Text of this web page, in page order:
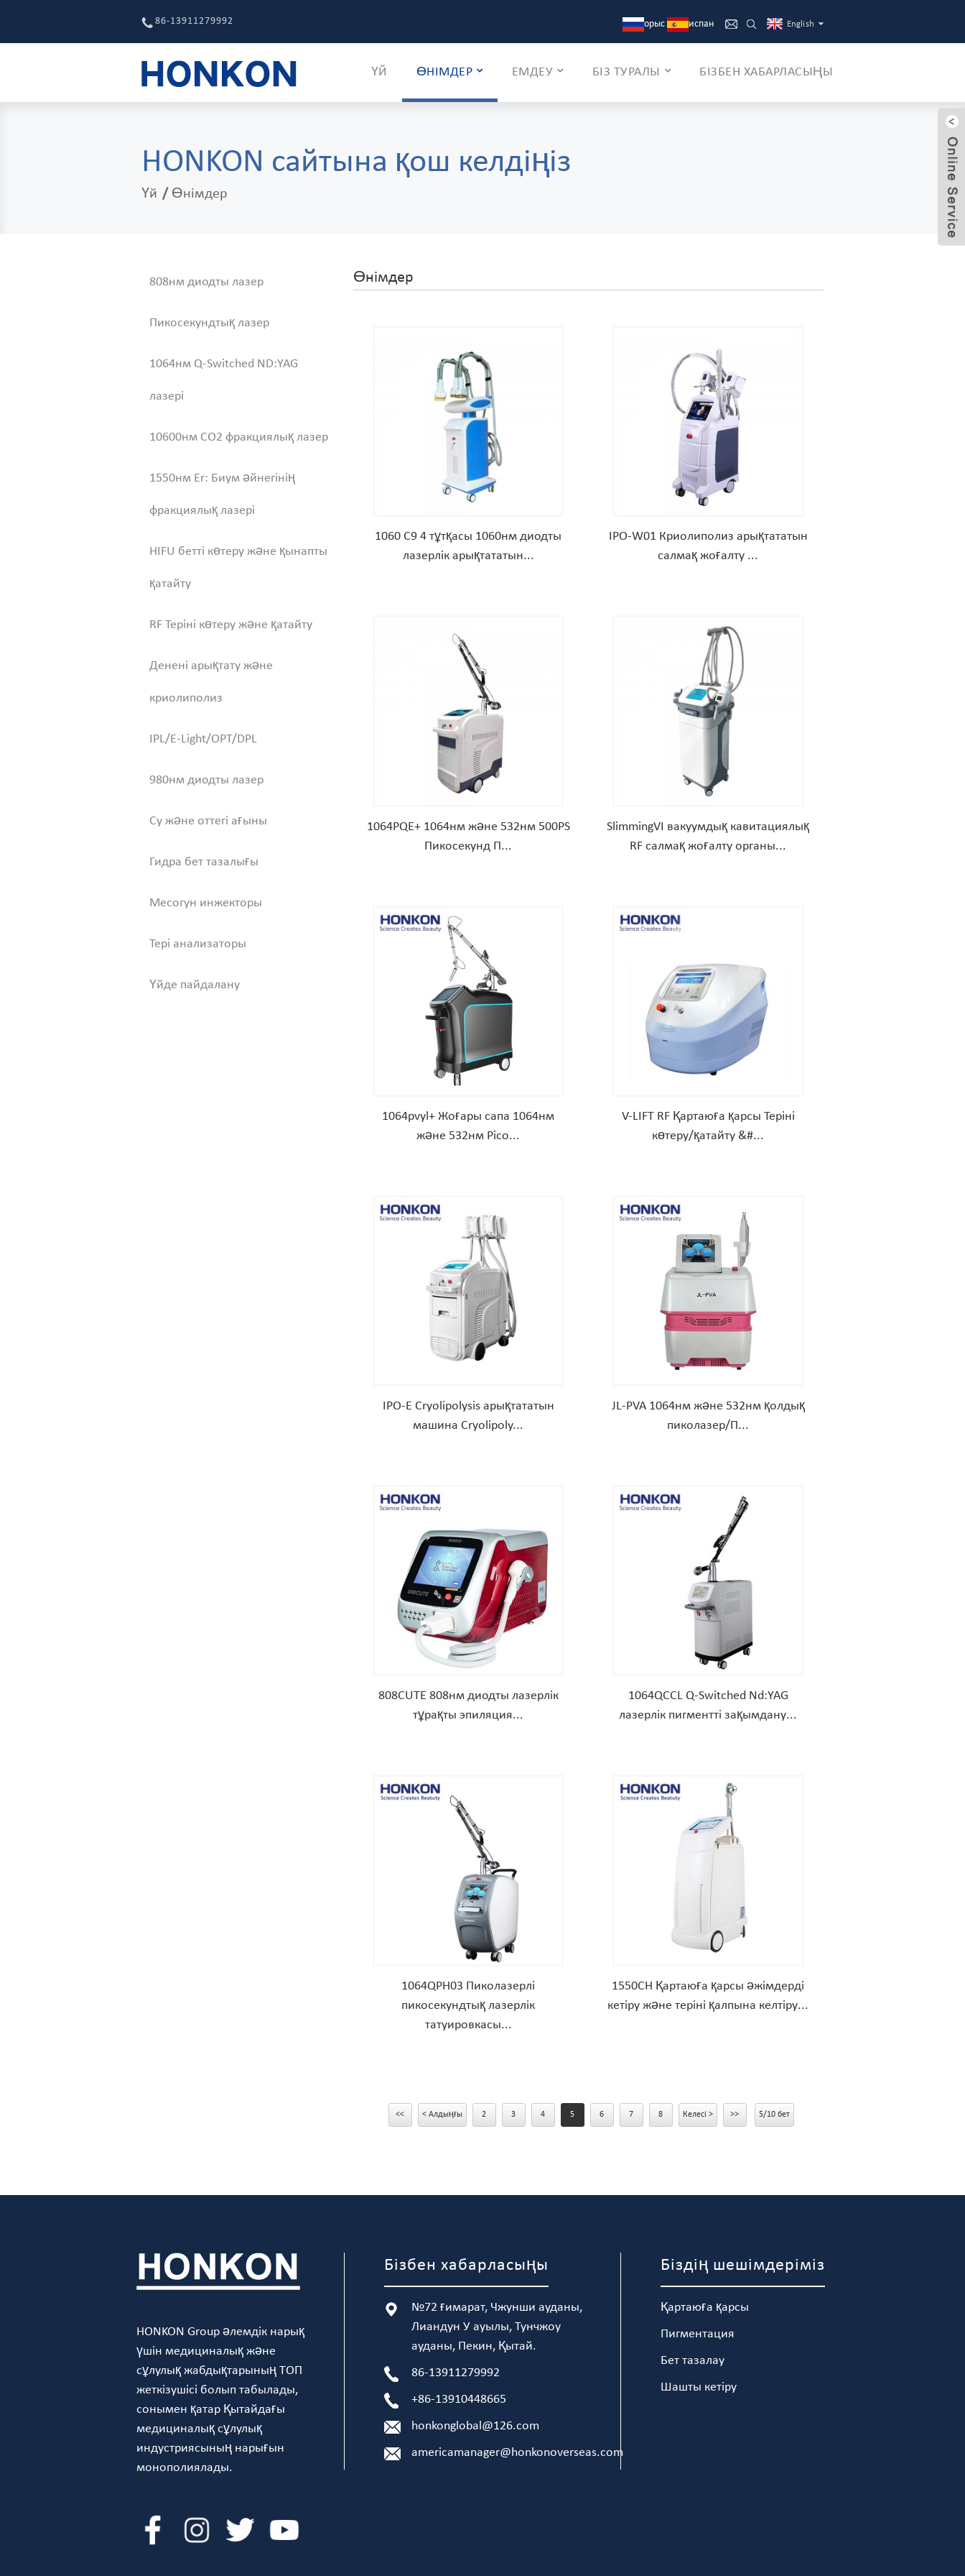
орыс испан
86-13911279992 English
ҮЙ ӨНІМДЕР ЕМДЕУ БІЗ ТУРАЛЫ БІЗБЕН ХАБАРЛАСЫҢЫ
HONKON сайтына қош келдіңіз
Үй Өнімдер
808нм диодты лазер
Пикосекундтық лазер
1064нм Q-Switched ND:YAG
лазері
10600нм CO2 фракциялық лазер
1550нм Er: Биум әйнегінің
фракциялық лазері
HIFU бетті көтеру және қынапты
қатайту
RF Теріні көтеру және қатайту
Денені арықтату және
криолиполиз
IPL/E-Light/OPT/DPL
980нм диодты лазер
Су және оттегі ағыны
Гидра бет тазалығы
Месогун инжекторы
Тері анализаторы
Үйде пайдалану
Өнімдер
1060 C9 4 тұтқасы 1060нм диодты
лазерлік арықтататын...
IPO-W01 Криолиполиз арықтататын
салмақ жоғалту ...
1064PQE+ 1064нм және 532нм 500PS
Пикосекунд П...
SlimmingVI вакуумдық кавитациялық
RF салмақ жоғалту органы...
1064pvyl+ Жоғары сапа 1064нм
және 532нм Pico...
V-LIFT RF Қартаюға қарсы Теріні
көтеру/қатайту &#...
IPO-E Cryolipolysis арықтататын
машина Cryolipoly...
JL-PVA 1064нм және 532нм қолдық
пиколазер/П...
808CUTE 808нм диодты лазерлік
тұрақты эпиляция...
1064QCCL Q-Switched Nd:YAG
лазерлік пигментті зақымдану...
1064QPH03 Пиколазерлі
пикосекундтық лазерлік
татуировкасы...
1550CH Қартаюға қарсы әжімдерді
кетіру және теріні қалпына келтіру...
<< < Алдыңғы 2 3 4 5 6 7 8 Келесі > >> 5/10 бет
HONKON Group әлемдік нарық
үшін медициналық және
сұлулық жабдықтарының ТОП
жеткізушісі болып табылады,
сонымен қатар Қытайдағы
медициналық сұлулық
индустриясының нарығын
монополиялады.
Бізбен хабарласыңы
№72 ғимарат, Чжунши ауданы,
Лиандун У ауылы, Тунчжоу
ауданы, Пекин, Қытай.
86-13911279992
+86-13910448665
honkonglobal@126.com
americamanager@honkonoverseas.com
Біздің шешімдеріміз
Қартаюға қарсы
Пигментация
Бет тазалау
Шашты кетіру